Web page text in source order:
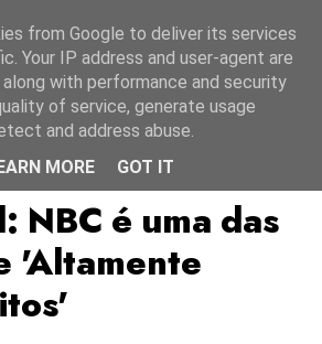
NBC
NBC é uma das
'Altamente
from Google to deliver its services
Your IP address and user-agent are
with performance and security
of service, generate usage
and address abuse.
MORE
GOT IT